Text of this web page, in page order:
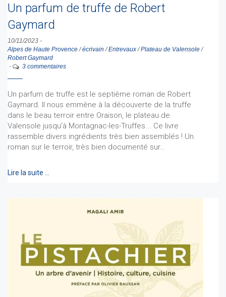
Un parfum de truffe de Robert
Gaymard
10/11/2023 -
Alpes de Haute Provence /écrivain /Entrevaux /Plateau de Valensole /
Robert Gaymard
-
3 commentaires
Un parfum de truffe est le septième roman de Robert
Gaymard. Il nous emmène à la découverte de la truffe
dans le beau terroir entre Oraison, le plateau de
Valensole jusqu'à Montagnac-les-Truffes... Ce livre
rassemble divers ingrédients très bien assemblés ! Un
roman sur le terroir, très bien documenté sur…
Lire la suite …